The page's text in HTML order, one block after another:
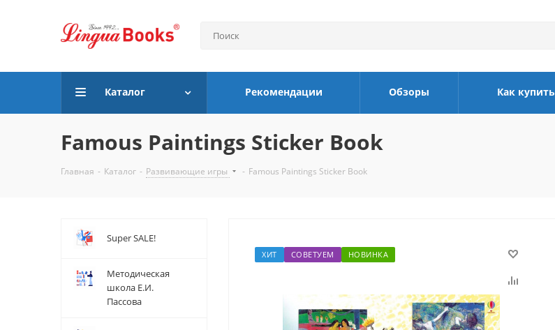
Каталог Рекомендации Обзоры Как купить
Famous Paintings Sticker Book
Главная - Каталог - Развивающие игры - Famous Paintings Sticker Book
ХИТ СОВЕТУЕМ НОВИНКА
Super SALE!
Методическая
школа Е.И.
Пассова